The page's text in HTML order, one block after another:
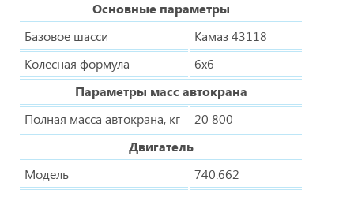
Основные параметры
Базовое шасси
Камаз 43118
Колесная формула
6х6
Параметры масс автокрана
Полная масса автокрана, кг
20 800
Двигатель
Модель
740.662